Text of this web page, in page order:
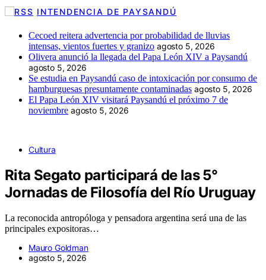
INTENDENCIA DE PAYSANDÚ
Cecoed reitera advertencia por probabilidad de lluvias
intensas, vientos fuertes y granizo agosto 5, 2026
Olivera anunció la llegada del Papa León XIV a Paysandú
agosto 5, 2026
Se estudia en Paysandú caso de intoxicación por consumo de
hamburguesas presuntamente contaminadas agosto 5, 2026
El Papa León XIV visitará Paysandú el próximo 7 de
noviembre agosto 5, 2026
Cultura
Rita Segato participará de las 5°
Jornadas de Filosofía del Río Uruguay
La reconocida antropóloga y pensadora argentina será una de las
principales expositoras…
Mauro Goldman
agosto 5, 2026